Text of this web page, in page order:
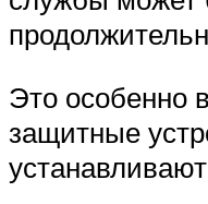
Это особенно
защитные